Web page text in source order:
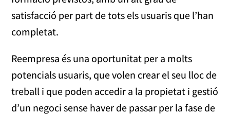
satisfacció per part de tots els usuaris que l’han
completat.
Reempresa és una oportunitat per a molts
potencials usuaris, que volen crear el seu lloc de
treball i que poden accedir a la propietat i gestió
d’un negoci sense haver de passar per la fase de